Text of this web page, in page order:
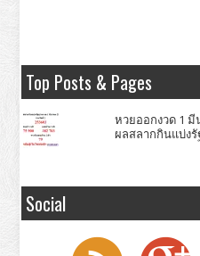
Top Posts & Pages
หวยออกงวด 1 มี
ผลสลากกินแบ่งรั
Social